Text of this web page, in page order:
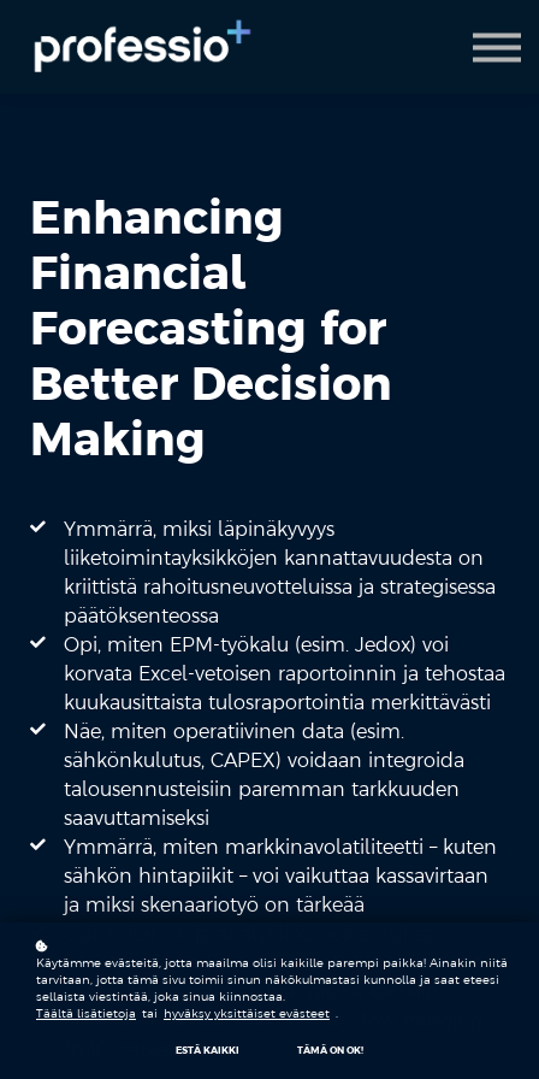
AI Coach
Pyydä demo
Enhancing
Financial
Forecasting for
Better Decision
Making
Ymmärrä, miksi läpinäkyvyys
liiketoimintayksikköjen kannattavuudesta on
kriittistä rahoitusneuvotteluissa ja strategisessa
päätöksenteossa
Opi, miten EPM-työkalu (esim. Jedox) voi
korvata Excel-vetoisen raportoinnin ja tehostaa
kuukausittaista tulosraportointia merkittävästi
Näe, miten operatiivinen data (esim.
sähkönkulutus, CAPEX) voidaan integroida
talousennusteisiin paremman tarkkuuden
saavuttamiseksi
Ymmärrä, miten markkinavolatiliteetti – kuten
sähkön hintapiikit – voi vaikuttaa kassavirtaan
ja miksi skenaariotyö on tärkeää
investointiputkea, päätöksenteon nopeutta ja
materiaalien valmistelua, vaikka kaikkiin
liiketoimintamalleihin ei löydy “low hanging
fruit” -ratkaisuja
Käytämme evästeitä, jotta maailma olisi kaikille parempi paikka! Ainakin niitä
tarvitaan, jotta tämä sivu toimii sinun näkökulmastasi kunnolla ja saat eteesi
sellaista viestintää, joka sinua kiinnostaa.
Täältä lisätietoja tai hyväksy yksittäiset evästeet
ESTÄ KAIKKI TÄMÄ ON OK!